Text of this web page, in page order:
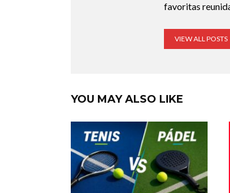
favoritas
VIEW ALL POSTS
YOU MAY ALSO LIKE